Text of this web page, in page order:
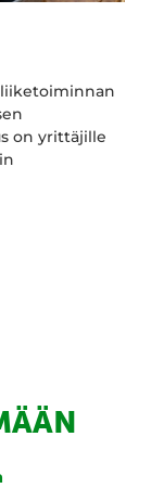
on yrittäjille